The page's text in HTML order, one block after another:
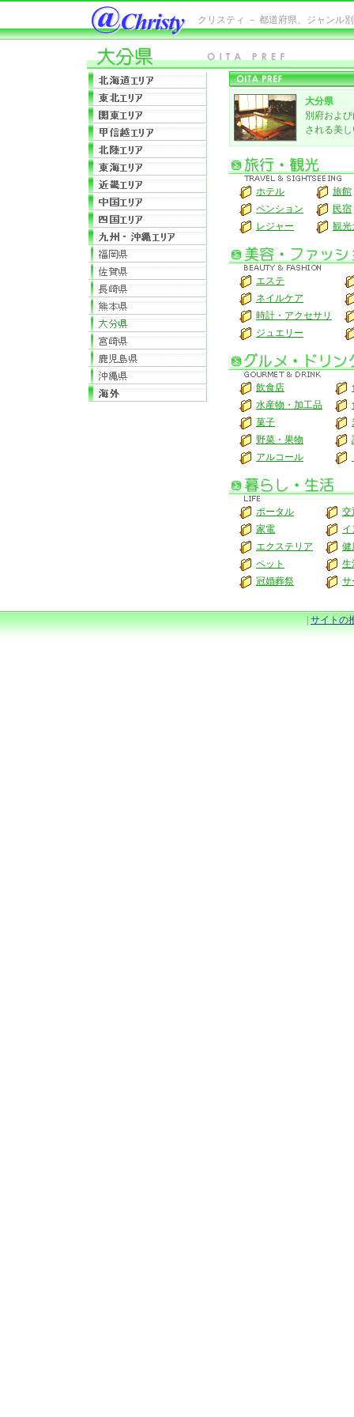
クリスティ － 都道府県、ジャンル
大分県
別府およ
される美
ホテル
旅館
ペンション
民宿
レジャー
観光
エステ
ネイルケア
時計・アクセサリ
ジュエリー
飲食店
水産物・加工品
菓子
野菜・果物
アルコール
ポータル
交
家電
イ
エクステリア
健
ペット
生
冠婚葬祭
サ
|サイトの